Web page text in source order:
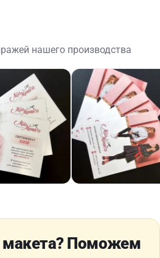
нашего производства
макета? Поможем